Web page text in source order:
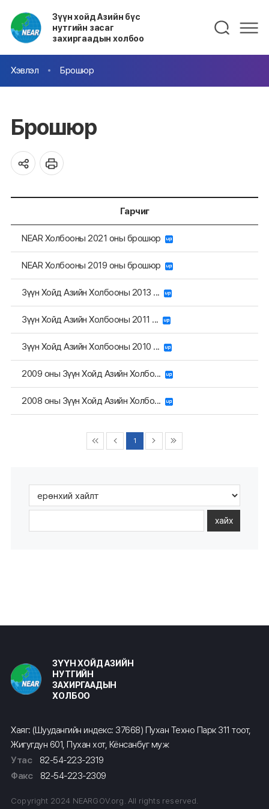
Зүүн хойд Азийн бүс
нутгийн засаг
захиргаадын холбоо
Хэвлэл Брошюр
Брошюр
Гарчиг
NEAR Холбооны 2021 оны брошюр
NEAR Холбооны 2019 оны брошюр
Зүүн Хойд Азийн Холбооны 2013 ...
Зүүн Хойд Азийн Холбооны 2011 ...
Зүүн Хойд Азийн Холбооны 2010 ...
2009 оны Зүүн Хойд Азийн Холбо...
2008 оны Зүүн Хойд Азийн Холбо...
1
хайх
ЗҮҮН ХОЙД АЗИЙН
НУТГИЙН
ЗАХИРГААДЫН
ХОЛБОО
Хаяг: (Шуудангийн индекс: 37668) Пухан Техно Парк 311 тоот,
Жигугдун 601, Пухан хот, Кёнсанбүг муж
Утас
82-54-223-2319
Факс
82-54-223-2309
Copyright 2024 NEARGOV.org. All rights reserved.